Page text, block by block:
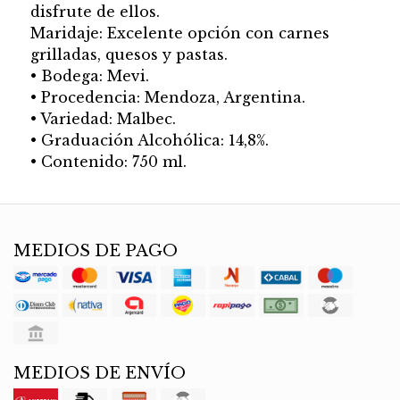
disfrute de ellos.
Maridaje: Excelente opción con carnes
grilladas, quesos y pastas.
• Bodega: Mevi.
• Procedencia: Mendoza, Argentina.
• Variedad: Malbec.
• Graduación Alcohólica: 14,8%.
• Contenido: 750 ml.
MEDIOS DE PAGO
MEDIOS DE ENVÍO